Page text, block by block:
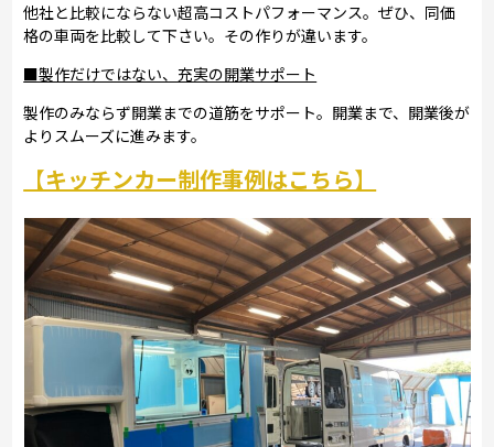
他社と比較にならない超高コストパフォーマンス。ぜひ、同価
格の車両を比較して下さい。その作りが違います。
■製作だけではない、充実の開業サポート
製作のみならず開業までの道筋をサポート。開業まで、開業後が
よりスムーズに進みます。
【キッチンカー制作事例はこちら】